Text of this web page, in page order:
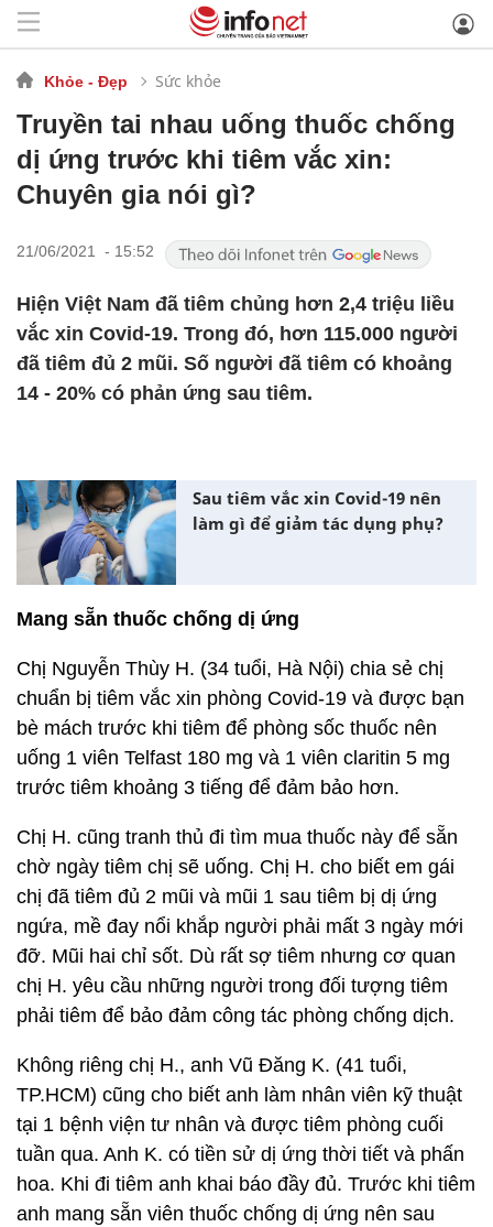
Khỏe - Đẹp Sức khỏe
Truyền tai nhau uống thuốc chống
dị ứng trước khi tiêm vắc xin:
Chuyên gia nói gì?
21/06/2021 - 15:52
Hiện Việt Nam đã tiêm chủng hơn 2,4 triệu liều
vắc xin Covid-19. Trong đó, hơn 115.000 người
đã tiêm đủ 2 mũi. Số người đã tiêm có khoảng
14 - 20% có phản ứng sau tiêm.
Sau tiêm vắc xin Covid-19 nên
làm gì để giảm tác dụng phụ?
Mang sẵn thuốc chống dị ứng
Chị Nguyễn Thùy H. (34 tuổi, Hà Nội) chia sẻ chị
chuẩn bị tiêm vắc xin phòng Covid-19 và được bạn
bè mách trước khi tiêm để phòng sốc thuốc nên
uống 1 viên Telfast 180 mg và 1 viên claritin 5 mg
trước tiêm khoảng 3 tiếng để đảm bảo hơn.
Chị H. cũng tranh thủ đi tìm mua thuốc này để sẵn
chờ ngày tiêm chị sẽ uống. Chị H. cho biết em gái
chị đã tiêm đủ 2 mũi và mũi 1 sau tiêm bị dị ứng
ngứa, mề đay nổi khắp người phải mất 3 ngày mới
đỡ. Mũi hai chỉ sốt. Dù rất sợ tiêm nhưng cơ quan
chị H. yêu cầu những người trong đối tượng tiêm
phải tiêm để bảo đảm công tác phòng chống dịch.
Không riêng chị H., anh Vũ Đăng K. (41 tuổi,
TP.HCM) cũng cho biết anh làm nhân viên kỹ thuật
tại 1 bệnh viện tư nhân và được tiêm phòng cuối
tuần qua. Anh K. có tiền sử dị ứng thời tiết và phấn
hoa. Khi đi tiêm anh khai báo đầy đủ. Trước khi tiêm
anh mang sẵn viên thuốc chống dị ứng nên sau